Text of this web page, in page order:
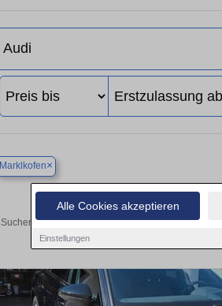
Alle Cookies akzeptieren
Einstellungen
Marklkofen×
Suchen Sie in Marklkofen einen Audi A6